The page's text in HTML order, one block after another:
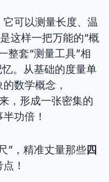
可以测量长度、温
这样一把万能的“概
整套“测量工具”相
。从基础的度量单
数学概念，
，形成一张密集的
功倍！
”，精准丈量那些四
！